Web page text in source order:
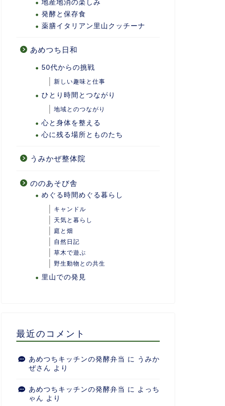
地産地消の楽しみ
発酵と保存食
薬膳イタリアン里山クッチーナ
あめつち日和
50代からの挑戦
新しい趣味と仕事
ひとり時間とつながり
地域とのつながり
心と身体を整える
心に残る場所とものたち
うみかぜ整体院
ののあそび舎
めぐる時間めぐる暮らし
キャンドル
天気と暮らし
庭と畑
自然日記
草木で遊ぶ
野生動物との共生
里山での発見
最近のコメント
あめつちキッチンの発酵弁当 に うみか
ぜさん より
あめつちキッチンの発酵弁当 に よっち
ゃん より